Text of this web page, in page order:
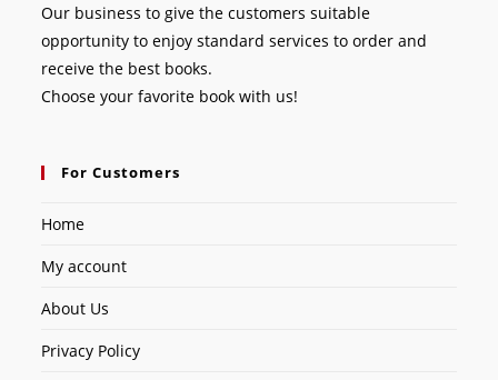
Our business to give the customers suitable
opportunity to enjoy standard services to order and
receive the best books.
Choose your favorite book with us!
For Customers
Home
My account
About Us
Privacy Policy